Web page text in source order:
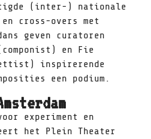
(inter-) nationale
cross-overs met
geven curatoren
en Fie
inspirerende
een podium.
experiment en
het Plein Theater